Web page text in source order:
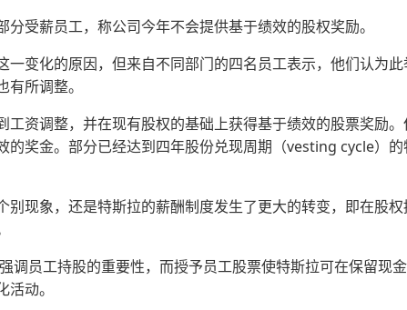
分受薪员工，称公司今年不会提供基于绩效的股权奖励。
一变化的原因，但来自不同部门的四名员工表示，他们认为
有所调整。
工资调整，并在现有股权的基础上获得基于绩效的股票奖励
的奖金。部分已经达到四年股份兑现周期（vesting cycle）的
现象，还是特斯拉的薪酬制度发生了更大的转变，即在股权
调员工持股的重要性，而授予员工股票使特斯拉可在保留现
动。